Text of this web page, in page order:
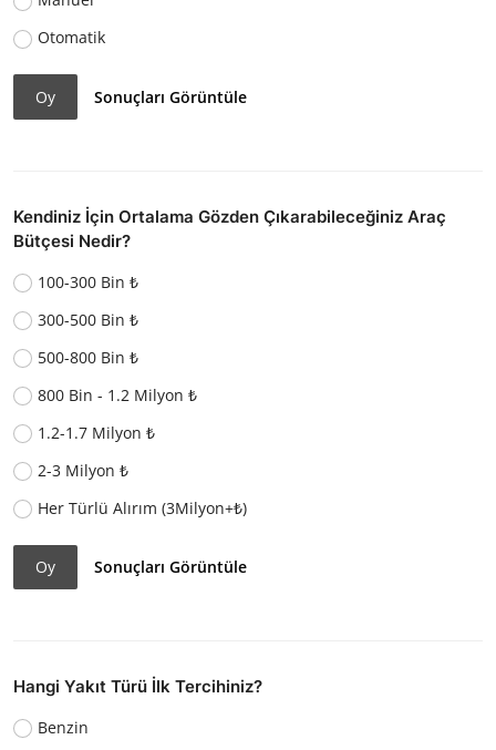
Otomatik
Oy Sonuçları Görüntüle
Kendiniz İçin Ortalama Gözden Çıkarabileceğiniz Araç
Bütçesi Nedir?
100-300 Bin ₺
300-500 Bin ₺
500-800 Bin ₺
800 Bin - 1.2 Milyon ₺
1.2-1.7 Milyon ₺
2-3 Milyon ₺
Her Türlü Alırım (3Milyon+₺)
Oy Sonuçları Görüntüle
Hangi Yakıt Türü İlk Tercihiniz?
Benzin